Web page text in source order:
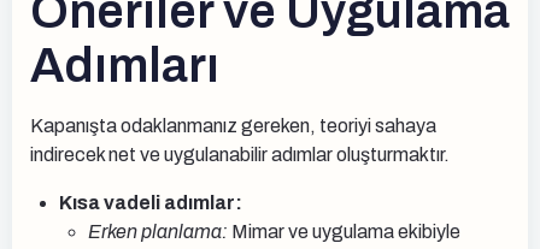
Öneriler ve Uygulama
Adımları
Kapanışta odaklanmanız gereken, teoriyi sahaya
indirecek net ve uygulanabilir adımlar oluşturmaktır.
Kısa vadeli adımlar:
Erken planlama: Mimar ve uygulama ekibiyle